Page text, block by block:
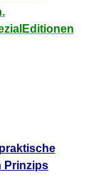
Prinzips